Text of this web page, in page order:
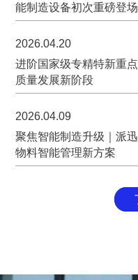
能制造设备初次重磅登场
2026.04.20
进阶国家级专精特新重
质量发展新阶段
2026.04.09
聚焦智能制造升级｜派
物料智能管理新方案